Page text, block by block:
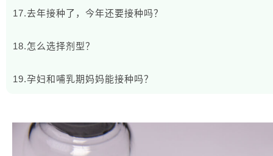
17.去年接种了，今年还要接种吗？
18.怎么选择剂型？
19.孕妇和哺乳期妈妈能接种吗？